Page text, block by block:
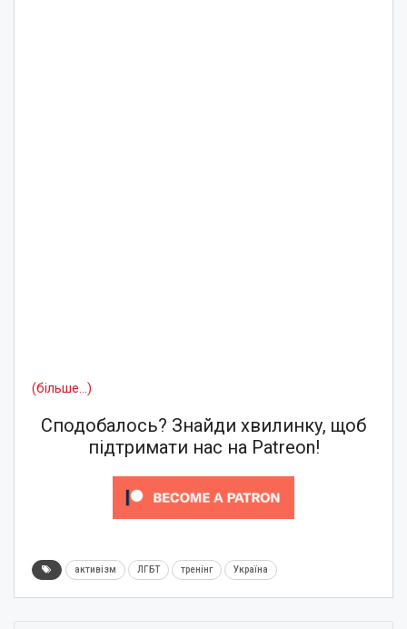
(більше…)
Сподобалось? Знайди хвилинку, щоб
підтримати нас на Patreon!
активізм ЛГБТ тренінг Україна